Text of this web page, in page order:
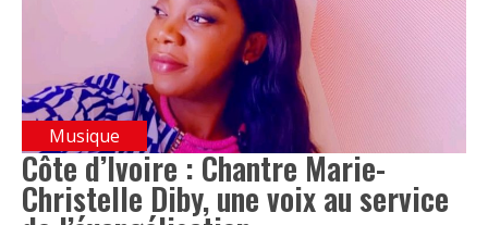
Musique
Côte d’Ivoire : Chantre Marie-
Christelle Diby, une voix au service